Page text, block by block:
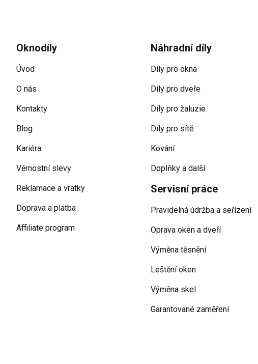
Zápatí
Oknodíly
Úvod
O nás
Kontakty
Blog
Kariéra
Věrnostní slevy
Reklamace a vratky
Doprava a platba
Affiliate program
Náhradní díly
Díly pro okna
Díly pro dveře
Díly pro žaluzie
Díly pro sítě
Kování
Doplňky a další
Servisní práce
Pravidelná údržba a seřízení
Oprava oken a dveří
Výměna těsnění
Leštění oken
Výměna skel
Garantované zaměření